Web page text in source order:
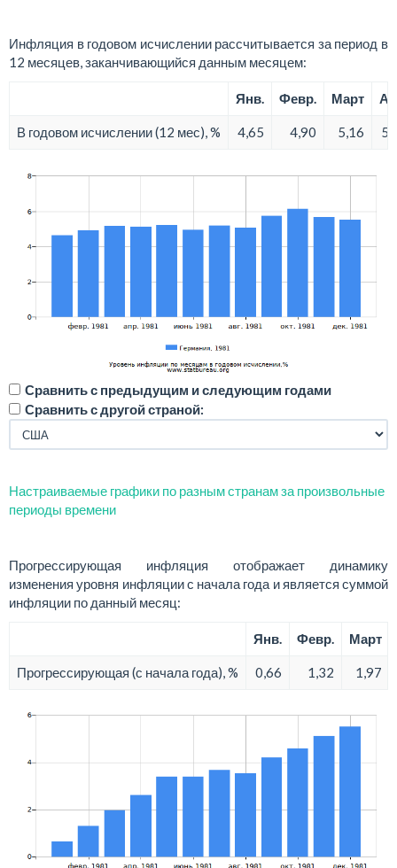
Инфляция в годовом исчислении рассчитывается за период в
12 месяцев, заканчивающийся данным месяцем:
Янв. Февр. Март
В годовом исчислении (12 мес), % 4,65 4,90 5,16
Сравнить с предыдущим и следующим годами
Сравнить с другой страной:
Настраиваемые графики по разным странам за произвольные
периоды времени
Прогрессирующая инфляция отображает динамику
изменения уровня инфляции с начала года и является суммой
инфляции по данный месяц:
Янв. Февр. Март
Прогрессирующая (с начала года), % 0,66 1,32 1,97